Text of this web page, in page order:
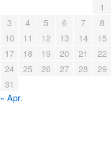
1
3
4 5 6 7
8
10
11 12 13 14
15
17
18 19 20 21
22
24
25 26 27 28
29
31
« Apr.